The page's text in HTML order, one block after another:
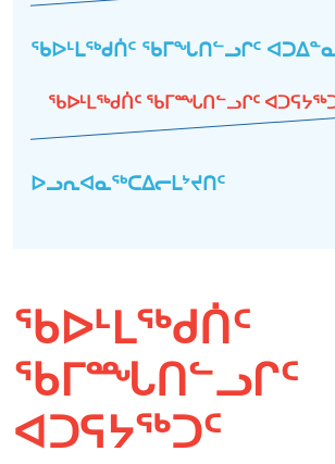
ᖃᐅᒻᒪᖅᑯᑏᑦ
ᖃᒥᙵᑎᓪᓗᒋᑦ
ᐊᑐᕋᔭᖅᑐᑦ
ᖃᐅᒻᒪᖅᑯᑏᑦ ᖃᒥᖓᑎᓪᓗᒋᑦ
ᖃᐅᒻᒪᖅᑯᑏᑦ ᖃᒥᙵᑎᓪᓗᒋᑦ
ᐅᓗᕆᐊᓇᖅᑕᐃᓕᒪᔾᔪᑎᑦ